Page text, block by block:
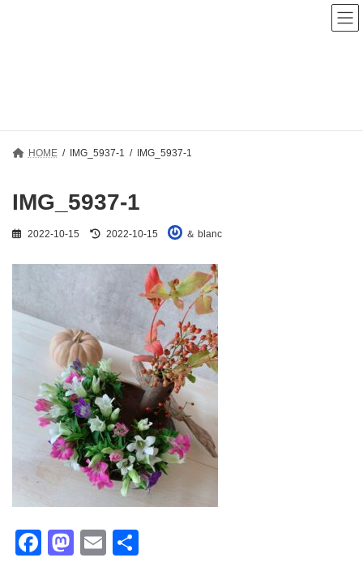
HOME IMG_5937-1 IMG_5937-1
IMG_5937-1
2022-10-15
最
2022-10-15 ＆ blanc
F
M
E